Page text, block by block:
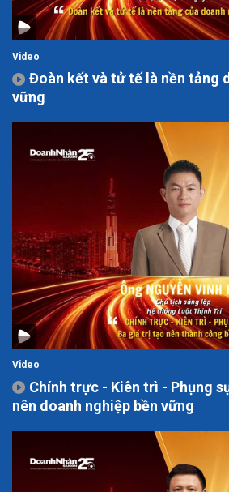
Video
Đoàn kết và tử tế là nền tảng
vững
Video
Chính trực - Kiên trì - Phụng
nên doanh nghiệp bền vững